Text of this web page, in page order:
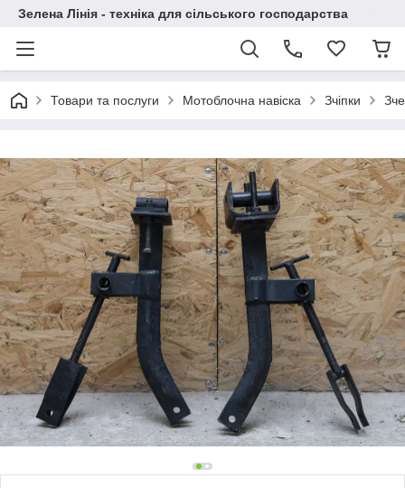
Зелена Лінія - техніка для сільського господарства
Товари та послуги Мотоблочна навіска Зчіпки